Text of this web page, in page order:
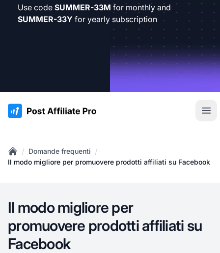
Use code SUMMER-33M for monthly and
SUMMER-33Y for yearly subscription
:site.title
Home
/ Domande frequenti /
Il modo migliore per promuovere prodotti affiliati su Facebook
Il modo migliore per
promuovere prodotti affiliati su
Facebook